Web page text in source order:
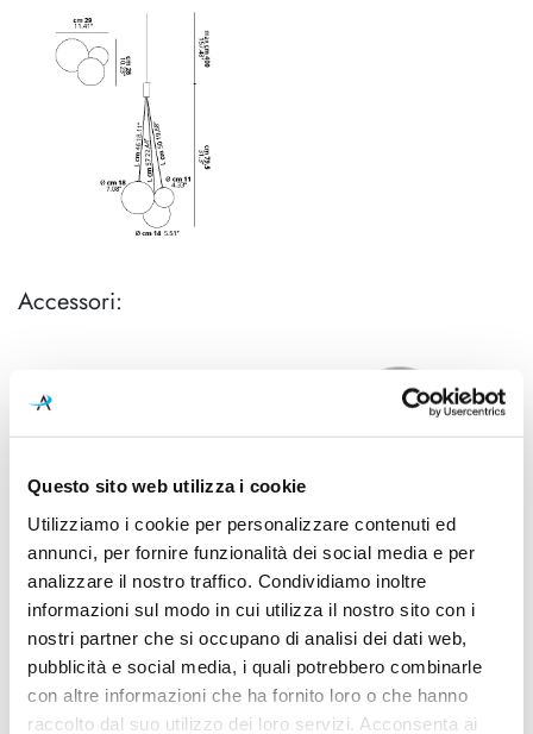
Questo sito web utilizza i cookie
Utilizziamo i cookie per personalizzare contenuti ed
annunci, per fornire funzionalità dei social media e per
analizzare il nostro traffico. Condividiamo inoltre
informazioni sul modo in cui utilizza il nostro sito con i
nostri partner che si occupano di analisi dei dati web,
pubblicità e social media, i quali potrebbero combinarle
con altre informazioni che ha fornito loro o che hanno
raccolto dal suo utilizzo dei loro servizi. Acconsenta ai
Accessori:
Lodes
Rosone - Single Mini
partire
da
47,21 € 52,46 €
Lodes
Rosone - Single Standard
78,08 €